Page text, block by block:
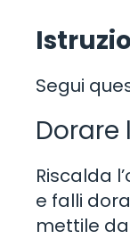
Segui
Dorare
Riscalda
e falli
mettile